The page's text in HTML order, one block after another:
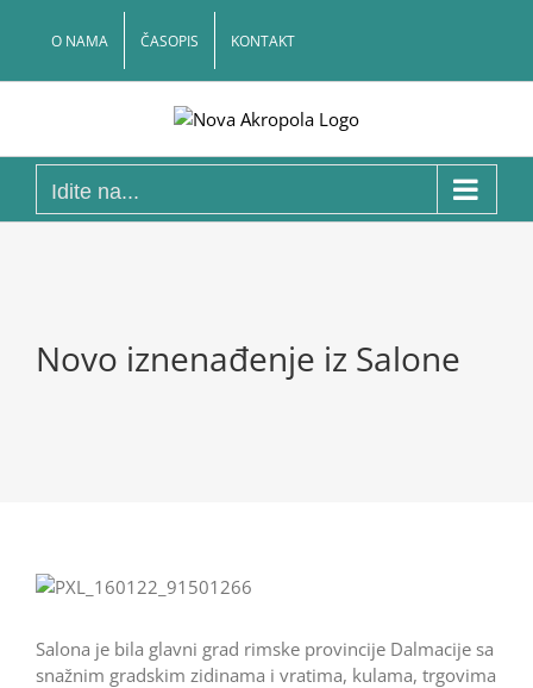
O NAMA ČASOPIS KONTAKT
Idite na...
Novo iznenađenje iz Salone
Salona je bila glavni grad rimske provincije Dalmacije sa
snažnim gradskim zidinama i vratima, kulama, trgovima